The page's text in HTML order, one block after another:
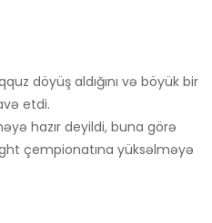
döyüş aldığını və böyük bir
etdi.
hazır deyildi, buna görə
çempionatına yüksəlməyə